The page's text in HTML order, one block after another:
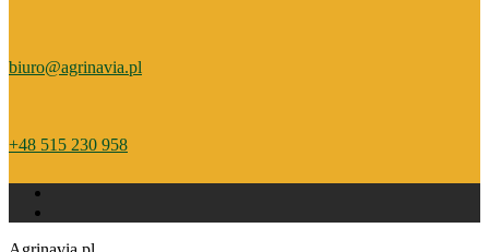
biuro@agrinavia.pl
+48 515 230 958